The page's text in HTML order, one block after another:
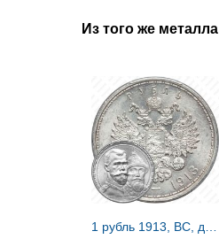
Из того же металла